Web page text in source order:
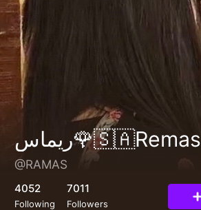
ريماس🌹🇸🇦Remas
@RAMAS
4052
Following
7011
Followers